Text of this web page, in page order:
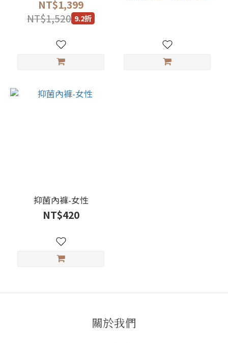
NT$1,399
NT$1,520 9.2折
抑菌內褲-女性
NT$420
關於我們